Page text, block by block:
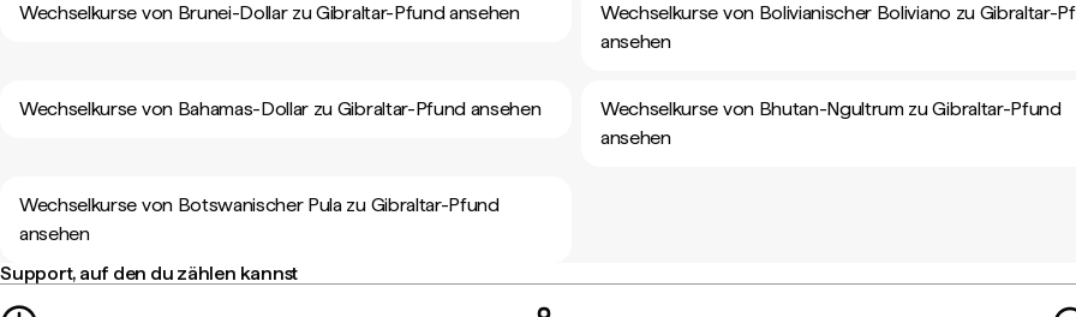
Wechselkurse von Brunei-Dollar zu Gibraltar-Pfund ansehen
Wechselkurse von Bolivianischer Boliviano zu Gibraltar-
ansehen
Wechselkurse von Bahamas-Dollar zu Gibraltar-Pfund ansehen
Wechselkurse von Bhutan-Ngultrum zu Gibraltar-Pfund
ansehen
Wechselkurse von Botswanischer Pula zu Gibraltar-Pfund
ansehen
Support, auf den du zählen kannst